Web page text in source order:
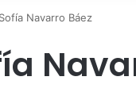
Sofía Navarro Báez